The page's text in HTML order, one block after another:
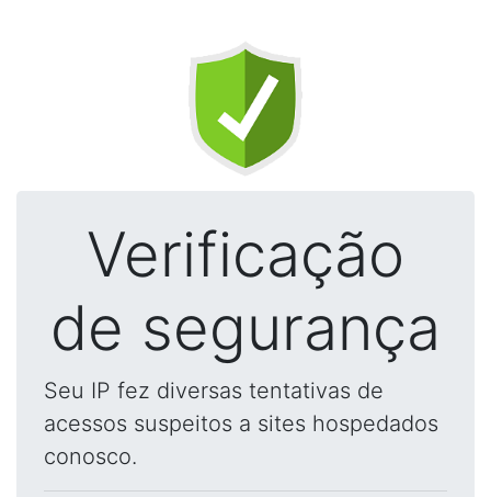
Verificação
de segurança
Seu IP fez diversas tentativas de
acessos suspeitos a sites hospedados
conosco.